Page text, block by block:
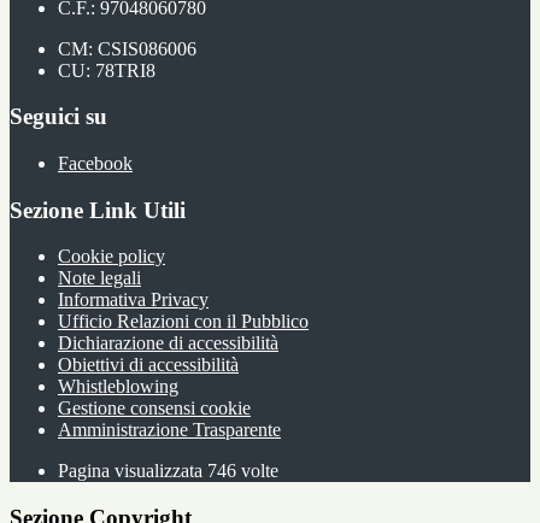
C.F.: 97048060780
CM: CSIS086006
CU: 78TRI8
Seguici su
Facebook
Sezione Link Utili
Cookie policy
Note legali
Informativa Privacy
Ufficio Relazioni con il Pubblico
Dichiarazione di accessibilità
Obiettivi di accessibilità
Whistleblowing
Gestione consensi cookie
Amministrazione Trasparente
Pagina visualizzata 746 volte
Sezione Copyright